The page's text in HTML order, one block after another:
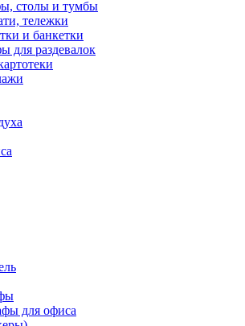
столы и тумбы
тележки
и банкетки
для раздевалок
для офиса